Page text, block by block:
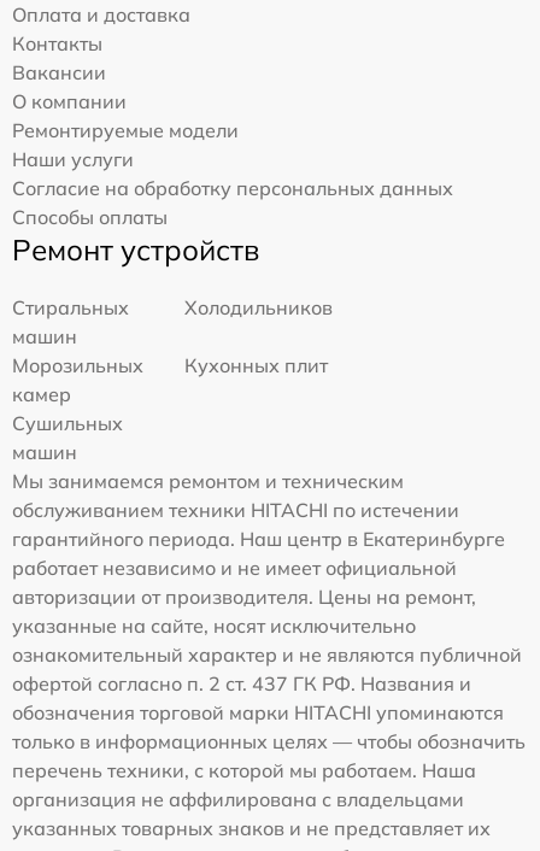
Оплата и доставка
Контакты
Вакансии
О компании
Ремонтируемые модели
Наши услуги
Согласие на обработку персональных данных
Способы оплаты
Ремонт устройств
Стиральных
машин
Холодильников
Морозильных
камер
Кухонных плит
Сушильных
машин
Мы занимаемся ремонтом и техническим
обслуживанием техники HITACHI по истечении
гарантийного периода. Наш центр в Екатеринбурге
работает независимо и не имеет официальной
авторизации от производителя. Цены на ремонт,
указанные на сайте, носят исключительно
ознакомительный характер и не являются публичной
офертой согласно п. 2 ст. 437 ГК РФ. Названия и
обозначения торговой марки HITACHI упоминаются
только в информационных целях — чтобы обозначить
перечень техники, с которой мы работаем. Наша
организация не аффилирована с владельцами
указанных товарных знаков и не представляет их